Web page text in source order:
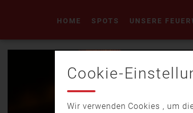
HOME SPOTS UNSERE
Cookie-
Wir verwenden Cookies , um